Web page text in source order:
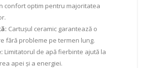
confort optim pentru majoritatea
Cartușul ceramic garantează o
fără probleme pe termen lung.
Limitatorul de apă fierbinte ajută la
apei și a energiei.